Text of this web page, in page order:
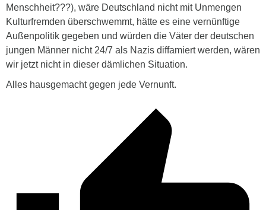
Menschheit???), wäre Deutschland nicht mit Unmengen
Kulturfremden überschwemmt, hätte es eine vernünftige
Außenpolitik gegeben und würden die Väter der deutschen
jungen Männer nicht 24/7 als Nazis diffamiert werden, wären
wir jetzt nicht in dieser dämlichen Situation.
Alles hausgemacht gegen jede Vernunft.